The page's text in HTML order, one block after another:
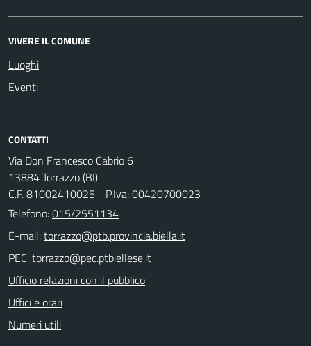
VIVERE IL COMUNE
Luoghi
Eventi
CONTATTI
Via Don Francesco Cabrio 6
13884 Torrazzo (BI)
C.F. 81002410025 - P.Iva: 00420700023
Telefono:015/2551134
E-mail:
PEC:
Ufficio relazioni con il pubblico
Uffici e orari
Numeri utili